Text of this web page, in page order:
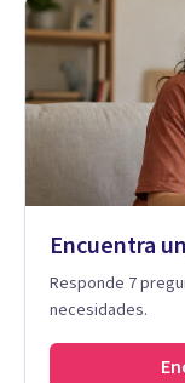
Encuentra
Responde 7
necesidades.